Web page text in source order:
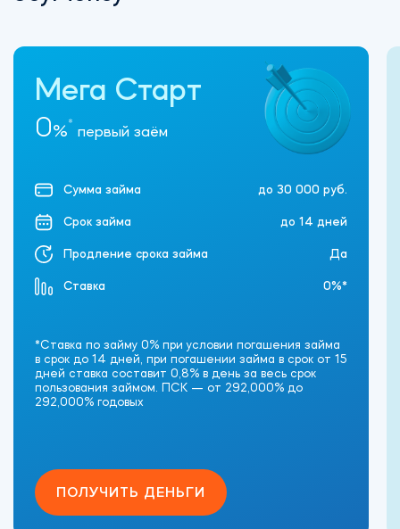
Мега Старт
0%* первый заём
Сумма займа до 30 000 руб.
Срок займа до 14 дней
Продление срока займа Да
Ставка 0%*
*Ставка по займу 0% при условии погашения займа
в срок до 14 дней, при погашении займа в срок от 15
дней ставка составит 0,8% в день за весь срок
пользования займом. ПСК — от 292,000% до
292,000% годовых
ПОЛУЧИТЬ ДЕНЬГИ